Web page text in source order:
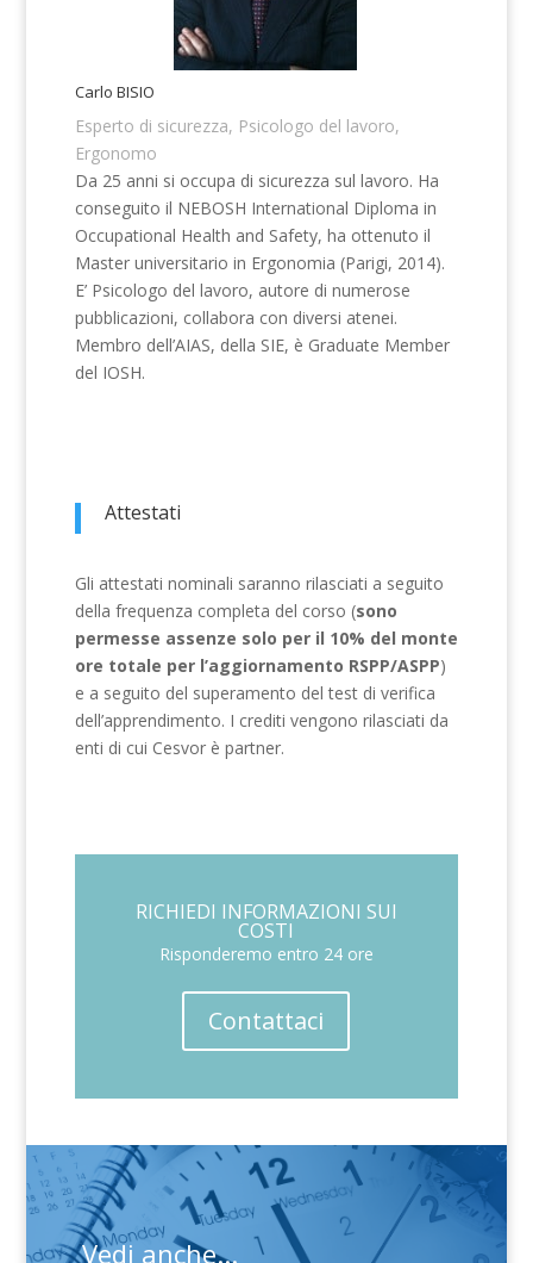
Carlo BISIO
Esperto di sicurezza, Psicologo del lavoro,
Ergonomo
Da 25 anni si occupa di sicurezza sul lavoro. Ha
conseguito il NEBOSH International Diploma in
Occupational Health and Safety, ha ottenuto il
Master universitario in Ergonomia (Parigi, 2014).
E’ Psicologo del lavoro, autore di numerose
pubblicazioni, collabora con diversi atenei.
Membro dell’AIAS, della SIE, è Graduate Member
del IOSH.
Attestati
Gli attestati nominali saranno rilasciati a seguito
della frequenza completa del corso (sono
permesse assenze solo per il 10% del monte
ore totale per l’aggiornamento RSPP/ASPP)
e a seguito del superamento del test di verifica
dell’apprendimento. I crediti vengono rilasciati da
enti di cui Cesvor è partner.
RICHIEDI INFORMAZIONI SUI
COSTI
Risponderemo entro 24 ore
Contattaci
Vedi anche...